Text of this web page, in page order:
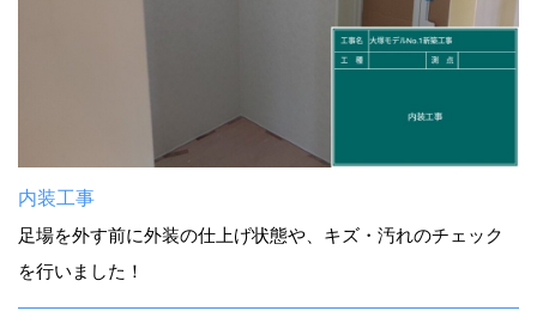
内装工事
足場を外す前に外装の仕上げ状態や、キズ・汚れのチェック
を行いました！